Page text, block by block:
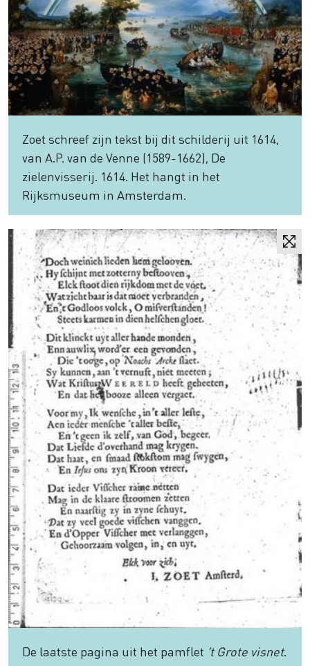
Zoet schreef zijn tekst bij dit schilderij uit 1614,
van A.P. van de Venne (1589-1662), De
zielenvisserij. 1614. Het hangt in het
Rijksmuseum in Amsterdam.
De laatste pagina uit het pamflet ’t Grote visnet.